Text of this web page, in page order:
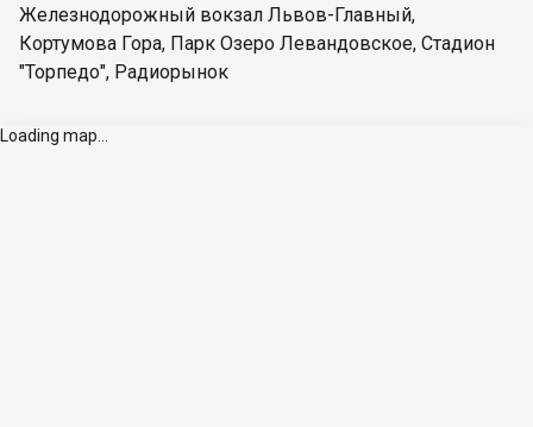
Железнодорожный вокзал Львов-Главный,
Кортумова Гора, Парк Озеро Левандовское, Стадион
"Торпедо", Радиорынок
Loading map...